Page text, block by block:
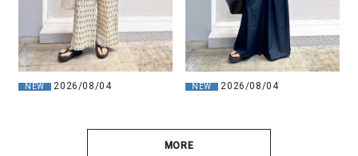
NEW 2026/08/04 NEW 2026/08/04
MORE